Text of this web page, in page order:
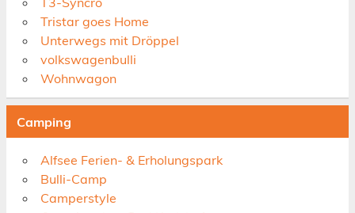
Tristar goes Home
Unterwegs mit Dröppel
volkswagenbulli
Wohnwagon
Camping
Alfsee Ferien- & Erholungspark
Bulli-Camp
Camperstyle